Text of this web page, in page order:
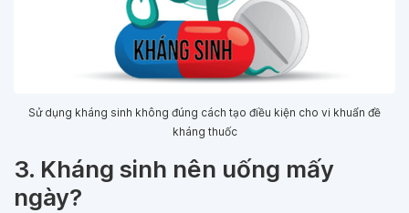
Sử dụng kháng sinh không đúng cách tạo điều kiện cho vi khuẩn đề
kháng thuốc
3. Kháng sinh nên uống mấy
ngày?